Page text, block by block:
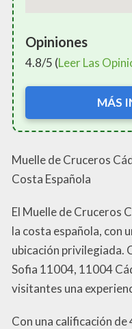
Opiniones
4.8/5 (Leer Las
MÁS
Muelle de Cruceros
Costa Española
El Muelle de Cruceros
la costa española, con
ubicación privilegiada.
Sofia 11004, 11004
visitantes una
Con una calificación